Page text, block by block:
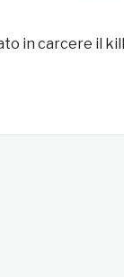
in carcere il